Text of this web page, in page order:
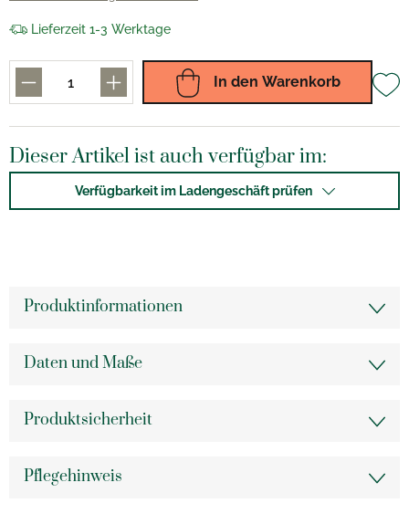
Lieferzeit 1-3 Werktage
In den Warenkorb
Dieser Artikel ist auch verfügbar im:
Verfügbarkeit im Ladengeschäft prüfen
Produktinformationen
Daten und Maße
Produktsicherheit
Pflegehinweis